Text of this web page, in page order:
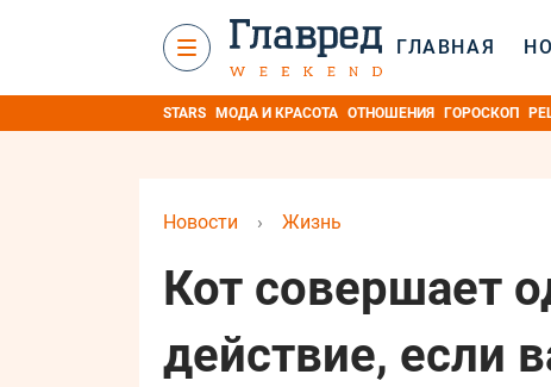
ГЛАВНАЯ
STARS МОДА И КРАСОТА ОТНОШЕНИЯ ГОРОСКОП
Новости › Жизнь
Кот совершает
действие, если